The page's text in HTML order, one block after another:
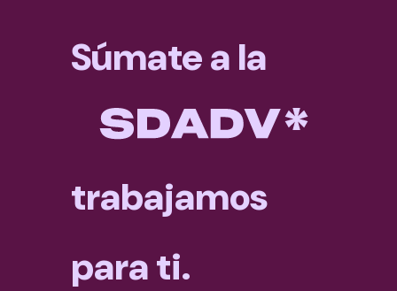
Súmate a la
trabajamos
para ti.